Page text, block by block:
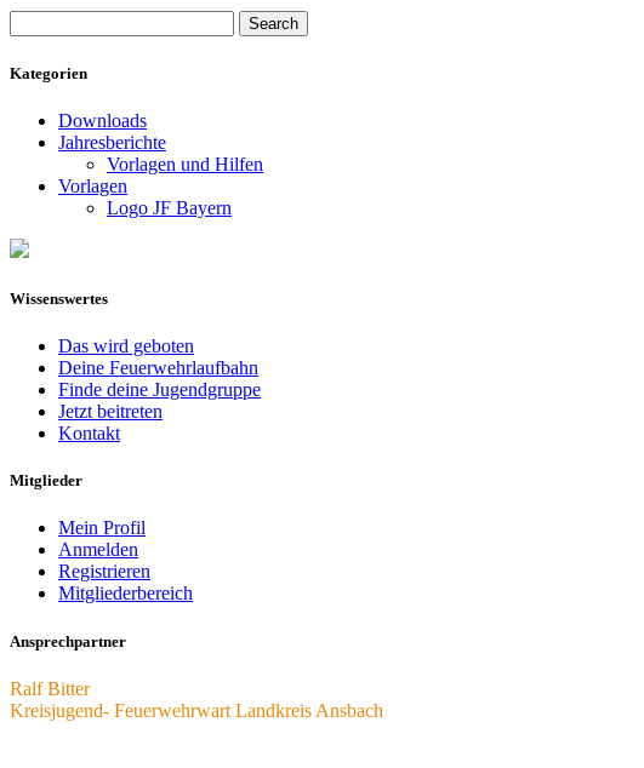
for:
Kategorien
Downloads
Jahresberichte
Vorlagen und Hilfen
Vorlagen
Logo JF Bayern
Wissenswertes
Das wird geboten
Deine Feuerwehrlaufbahn
Finde deine Jugendgruppe
Jetzt beitreten
Kontakt
Mitglieder
Mein Profil
Anmelden
Registrieren
Mitgliederbereich
Ansprechpartner
Ralf Bitter
Kreisjugend- Feuerwehrwart Landkreis Ansbach